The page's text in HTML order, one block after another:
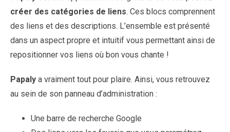
créer des catégories de liens. Ces blocs comprennent
des liens et des descriptions. L’ensemble est présenté
dans un aspect propre et intuitif vous permettant ainsi de
repositionner vos liens où bon vous chante !
Papaly a vraiment tout pour plaire. Ainsi, vous retrouvez
au sein de son panneau d’administration :
Une barre de recherche Google